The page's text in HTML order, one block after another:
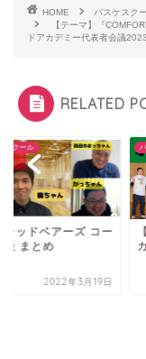
HOME
バスケスク
【テーマ】『
ドアカデミー代表者会議
RELATED
スクール
レッドベアーズ コー
談 まとめ
2022年3月19日